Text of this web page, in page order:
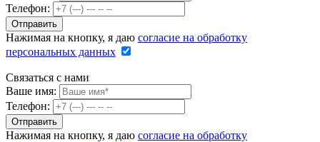
Телефон:
Нажимая на кнопку, я даю согласие на обработку
персональных данных
Связаться с нами
Ваше имя:
Телефон:
Нажимая на кнопку, я даю согласие на обработку